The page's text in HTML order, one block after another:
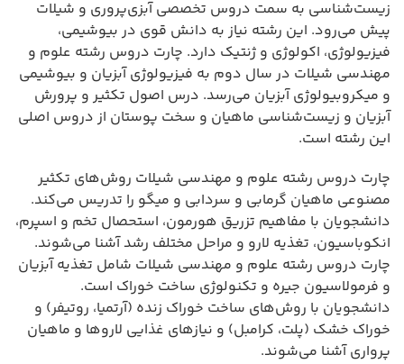
زیست‌شناسی به سمت دروس تخصصی آبزی‌پروری و شیلات
پیش می‌رود. این رشته نیاز به دانش قوی در بیوشیمی،
فیزیولوژی، اکولوژی و ژنتیک دارد. چارت دروس رشته علوم و
مهندسی شیلات در سال دوم به فیزیولوژی آبزیان و بیوشیمی
و میکروبیولوژی آبزیان می‌رسد. درس اصول تکثیر و پرورش
آبزیان و زیست‌شناسی ماهیان و سخت پوستان از دروس اصلی
این رشته است.
چارت دروس رشته علوم و مهندسی شیلات روش‌های تکثیر
مصنوعی ماهیان گرمابی و سردابی و میگو را تدریس می‌کند.
دانشجویان با مفاهیم تزریق هورمون، استحصال تخم و اسپرم،
انکوباسیون، تغذیه لارو و مراحل مختلف رشد آشنا می‌شوند.
چارت دروس رشته علوم و مهندسی شیلات شامل تغذیه آبزیان
و فرمولاسیون جیره و تکنولوژی ساخت خوراک است.
دانشجویان با روش‌های ساخت خوراک زنده (آرتمیا، روتیفر) و
خوراک خشک (پلت، کرامبل) و نیازهای غذایی لاروها و ماهیان
پرواری آشنا می‌شوند.